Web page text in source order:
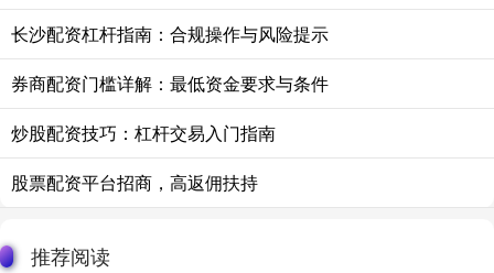
长沙配资杠杆指南：合规操作与风险提示
券商配资门槛详解：最低资金要求与条件
炒股配资技巧：杠杆交易入门指南
股票配资平台招商，高返佣扶持
推荐阅读